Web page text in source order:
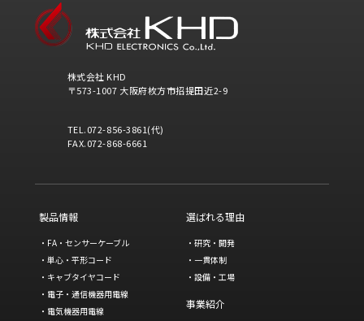
株式会社 KHD
〒573-1007 大阪府枚方市招提田近2-9
TEL.072-856-3861(代)
FAX.072-868-6661
製品情報
FA・センサーケーブル
単心・平形コード
キャブタイヤコード
電子・通信機器用電線
電気機器用電線
選ばれる理由
研究・開発
一貫体制
設備・工場
事業紹介